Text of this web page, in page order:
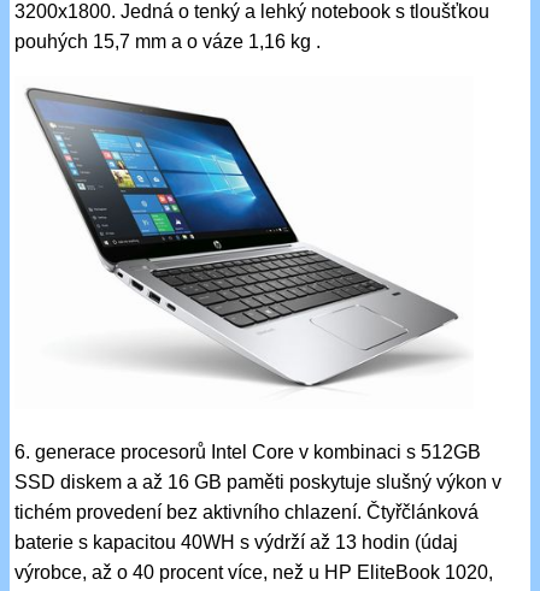
3200x1800. Jedná o tenký a lehký notebook s tloušťkou
pouhých 15,7 mm a o váze 1,16 kg .
6. generace procesorů Intel Core v kombinaci s 512GB
SSD diskem a až 16 GB paměti poskytuje slušný výkon v
tichém provedení bez aktivního chlazení. Čtyřčlánková
baterie s kapacitou 40WH s výdrží až 13 hodin (údaj
výrobce, až o 40 procent více, než u HP EliteBook 1020,